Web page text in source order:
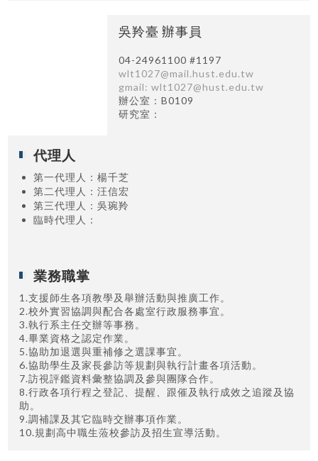
吳羚臺 辦事員
04-24961100 #1197
wlt1027@mail.hust.edu.tw
gmail: wlt1027@hust.edu.tw
辦公室：B0109
研究室：
代理人
第一代理人 ：楊千芝
第二代理人 ：汪信宏
第三代理人 ：吳琬羚
臨時代理人 ：
業務職掌
1.支援師生各項教學及舉辦活動與推廣工作。
2.校外實習協調與配合各處室行政服務事宜。
3.執行系主任交辦等事務。
4.畢業資格之認定作業。
5.協助加退選與重補修之選課事宜。
6.協助學生及家長參訪等規劃與執行計畫各項活動。
7.訪視評鑑資料彙整協調及參與團隊合作。
8.行政各項行程之登記、提醒、跟催及執行成效之追蹤及協
助。
9.調補課及其它臨時交辦事項作業。
10.規劃高中職生蒞校參訪及招生宣導活動。